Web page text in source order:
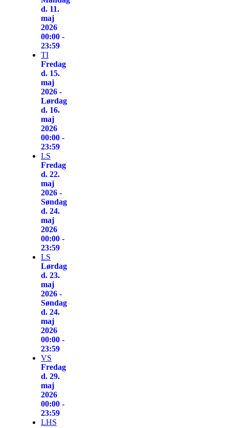
d. 11.
maj
2026
00:00 -
23:59
TI
Fredag
d. 15.
maj
2026 -
Lørdag
d. 16.
maj
2026
00:00 -
23:59
LS
Fredag
d. 22.
maj
2026 -
Søndag
d. 24.
maj
2026
00:00 -
23:59
LS
Lørdag
d. 23.
maj
2026 -
Søndag
d. 24.
maj
2026
00:00 -
23:59
VS
Fredag
d. 29.
maj
2026
00:00 -
23:59
LHS